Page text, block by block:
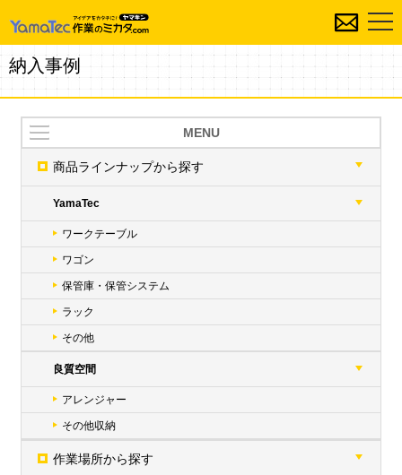
納入事例
MENU
商品ラインナップから探す
YamaTec
ワークテーブル
ワゴン
保管庫・保管システム
ラック
その他
良質空間
アレンジャー
その他収納
作業場所から探す